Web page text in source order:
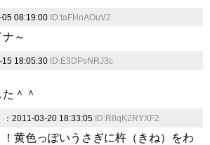
05 08:19:00 ID:taFHnAOuV2
～
15 18:05:30 ID:E3DPsNRJ3c
＾＾
：2011-03-20 18:33:05 ID:R8qK2RYXF2
黄色っぽいうさぎに杵（きね）をわ